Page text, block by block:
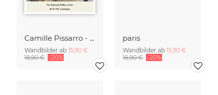
Camille Pissarro - Boulevard of the Italians Paris
Wandbilder ab 15,90 €
18,90 € -20%
paris
Wandbilder ab 15,90 €
18,90 € -20%